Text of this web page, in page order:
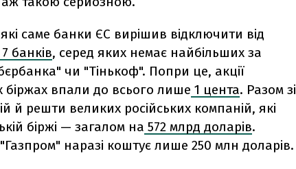
саме банки ЄС вирішив відключити від
7 банків, серед яких немає найбільших за
чи "Тінькоф". Попри це, акції
біржах впали до всього лише 1 цента. Разом зі
й решти великих російських компаній, які
біржі — загалом на 572 млрд доларів.
наразі коштує лише 250 млн доларів.